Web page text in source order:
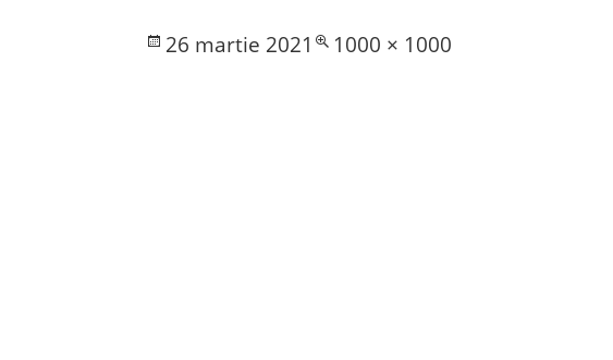
Posted
26 martie 2021
Full
1000 × 1000